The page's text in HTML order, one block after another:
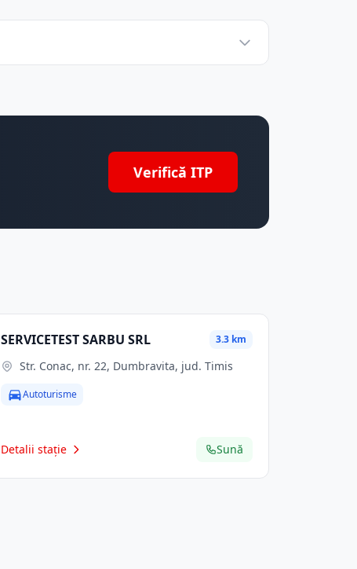
Verifică ITP
SERVICETEST SARBU SRL 3.3 km
Str. Conac, nr. 22, Dumbravita, jud. Timis
Autoturisme
Detalii stație Sună